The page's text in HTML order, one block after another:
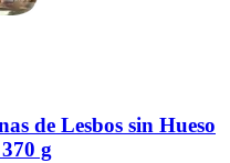
de Lesbos sin Hueso
g